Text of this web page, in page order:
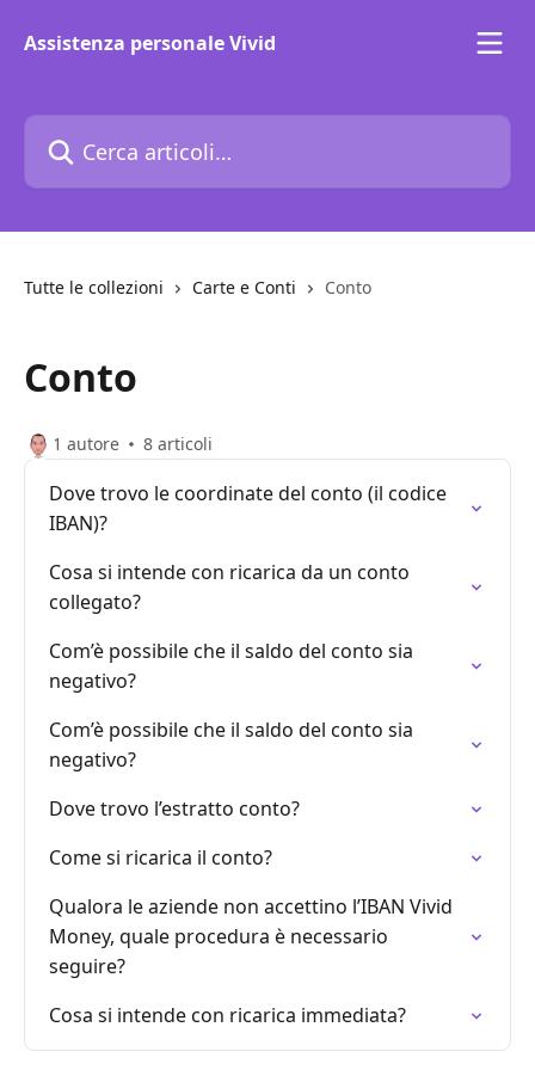
Assistenza personale Vivid
Cerca articoli…
Tutte le collezioni Carte e Conti Conto
Conto
1 autore 8 articoli
Dove trovo le coordinate del conto (il codice
IBAN)?
Cosa si intende con ricarica da un conto
collegato?
Com’è possibile che il saldo del conto sia
negativo?
Com’è possibile che il saldo del conto sia
negativo?
Dove trovo l’estratto conto?
Come si ricarica il conto?
Qualora le aziende non accettino l’IBAN Vivid
Money, quale procedura è necessario
seguire?
Cosa si intende con ricarica immediata?